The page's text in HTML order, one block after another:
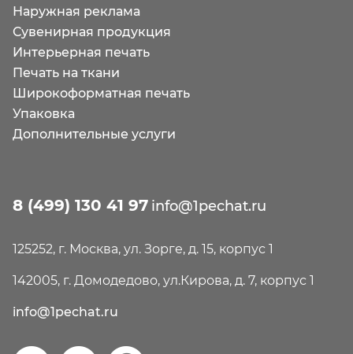
Наружная реклама
Сувенирная продукция
Интерьерная печать
Печать на ткани
Широкоформатная печать
Упаковка
Дополнительные услуги
8 (499) 130 41 97 info@1pechat.ru
125252, г. Москва, ул. Зорге, д. 15, корпус 1
142005, г. Домодедово, ул.Кирова, д. 7, корпус 1
info@1pechat.ru